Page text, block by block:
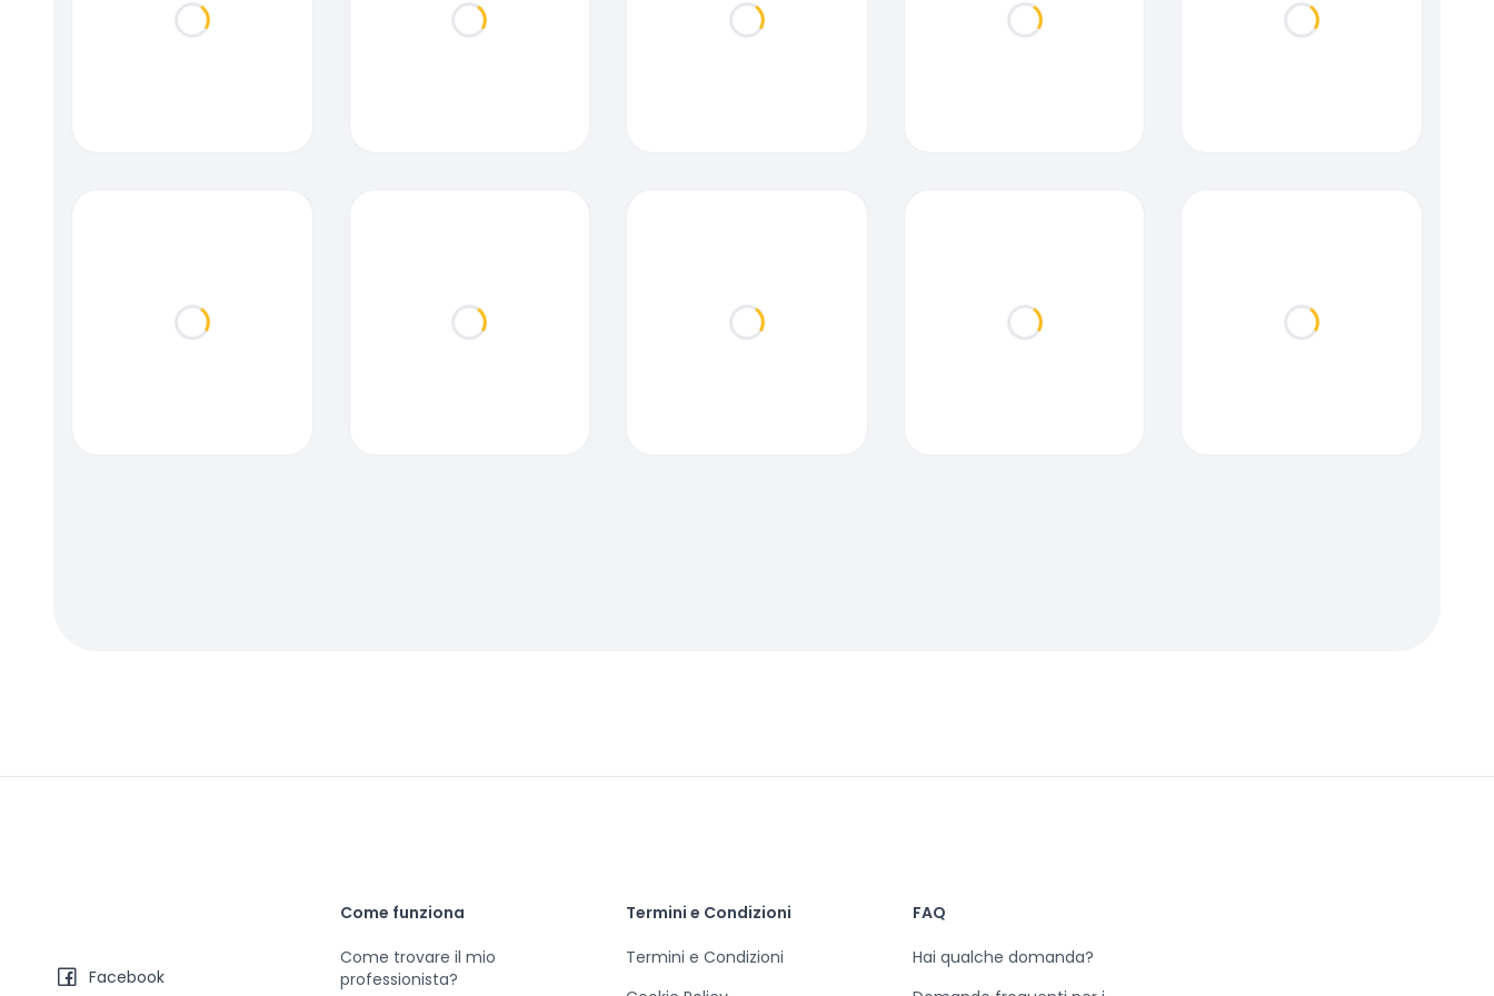
Loading... Loading... Loading... Loading... Loading...
Loading... Loading... Loading... Loading... Loading...
Facebook
Come funziona
Come trovare il mio
professionista?
Termini e Condizioni
Termini e Condizioni
FAQ
Hai qualche domanda?